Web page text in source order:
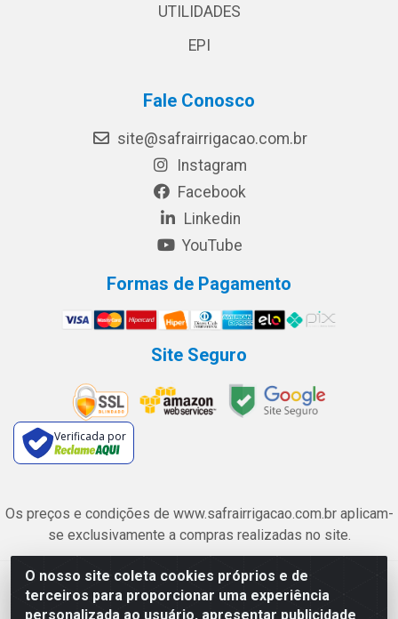
O nosso site coleta cookies próprios e de
terceiros para proporcionar uma experiência
personalizada ao usuário, apresentar publicidade
UTILIDADES
EPI
Fale Conosco
site@safrairrigacao.com.br
Instagram
Facebook
Linkedin
YouTube
Formas de Pagamento
Site Seguro
Verificada por
Os preços e condições de www.safrairrigacao.com.br aplicam-
se exclusivamente a compras realizadas no site.
Safra Agrícola e Pecuária LTDA - Avenida Castelo Branco, 5330 -
Esplanada dos Anicuns, Goiânia/GO - CEP 74.433-205 - CNPJ